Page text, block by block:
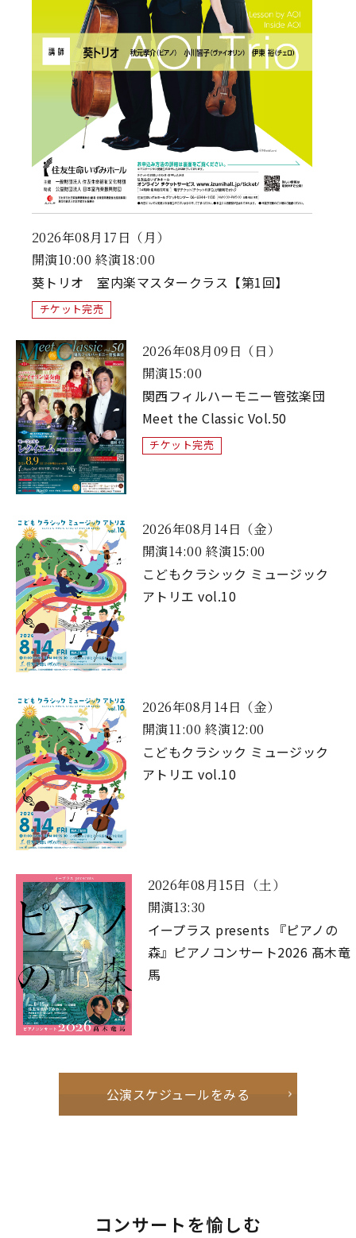
2026年08月17日（月）
開演10:00 終演18:00
葵トリオ 室内楽マスタークラス【第1回】
チケット完売
2026年08月09日（日）
開演15:00
関西フィルハーモニー管弦楽団
Meet the Classic Vol.50
チケット完売
2026年08月14日（金）
開演14:00 終演15:00
こどもクラシック ミュージック
アトリエ vol.10
2026年08月14日（金）
開演11:00 終演12:00
こどもクラシック ミュージック
アトリエ vol.10
2026年08月15日（土）
開演13:30
イープラス presents 『ピアノの
森』ピアノコンサート2026 髙木竜
馬
公演スケジュールをみる
コンサートを愉しむ